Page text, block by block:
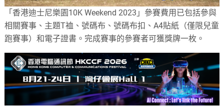
「香港迪士尼樂園10K Weekend 2023」參賽費用已包括參與
相關賽事、主題T裇、號碼布、號碼布扣、A4貼紙（僅限兒童
跑賽事）和電子證書。完成賽事的參賽者可獲獎牌一枚。